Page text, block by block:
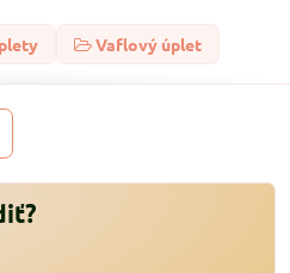
Vaflový úplet